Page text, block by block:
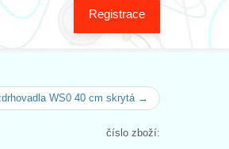
Registrace
WS0 40 cm skrytá →
číslo zboží: